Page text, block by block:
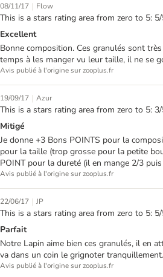
08/11/17 | Flow
This is a stars rating area from zero to 5:
Excellent
Bonne composition. Ces granulés sont
temps à les manger vu leur taille, il ne se
Avis publié à l'origine sur zooplus.fr
19/09/17 | Azur
This is a stars rating area from zero to 5:
Mitigé
Je donne +3 Bons POINTS pour la
pour la taille (trop grosse pour la petite
POINT pour la dureté (il en mange 2/3
Avis publié à l'origine sur zooplus.fr
22/06/17 | JP
This is a stars rating area from zero to 5:
Parfait
Notre Lapin aime bien ces granulés, il en
va dans un coin le grignoter tranquillement.
Avis publié à l'origine sur zooplus.fr